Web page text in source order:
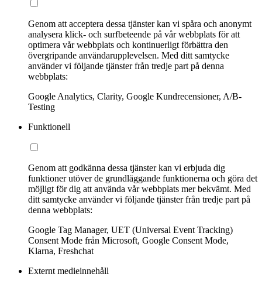
Genom att acceptera dessa tjänster kan vi spåra och anonymt
analysera klick- och surfbeteende på vår webbplats för att
optimera vår webbplats och kontinuerligt förbättra den
övergripande användarupplevelsen. Med ditt samtycke
använder vi följande tjänster från tredje part på denna
webbplats:
Google Analytics, Clarity, Google Kundrecensioner, A/B-
Testing
Funktionell
Genom att godkänna dessa tjänster kan vi erbjuda dig
funktioner utöver de grundläggande funktionerna och göra det
möjligt för dig att använda vår webbplats mer bekvämt. Med
ditt samtycke använder vi följande tjänster från tredje part på
denna webbplats:
Google Tag Manager, UET (Universal Event Tracking)
Consent Mode från Microsoft, Google Consent Mode,
Klarna, Freshchat
Externt medieinnehåll